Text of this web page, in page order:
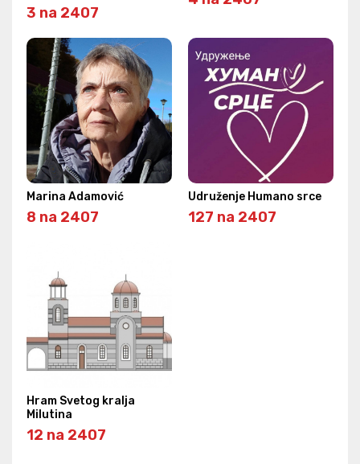
3 na 2407
Marina Adamović
8 na 2407
Udruženje Humano srce
127 na 2407
Hram Svetog kralja
Milutina
12 na 2407